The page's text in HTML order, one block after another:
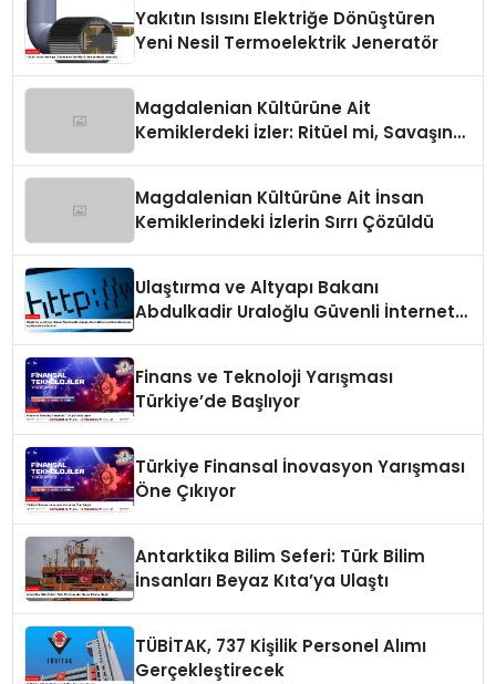
Yakıtın Isısını Elektriğe Dönüştüren
Yeni Nesil Termoelektrik Jeneratör
Magdalenian Kültürüne Ait
Kemiklerdeki İzler: Ritüel mi, Savaşın
Magdalenian Kültürüne Ait İnsan
Kemiklerindeki İzlerin Sırrı Çözüldü
Ulaştırma ve Altyapı Bakanı
Abdulkadir Uraloğlu Güvenli İnternet
Finans ve Teknoloji Yarışması
Türkiye’de Başlıyor
Türkiye Finansal İnovasyon Yarışması
Öne Çıkıyor
Antarktika Bilim Seferi: Türk Bilim
İnsanları Beyaz Kıta’ya Ulaştı
TÜBİTAK, 737 Kişilik Personel Alımı
Gerçekleştirecek